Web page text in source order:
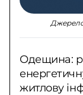
Одещина:
житлову